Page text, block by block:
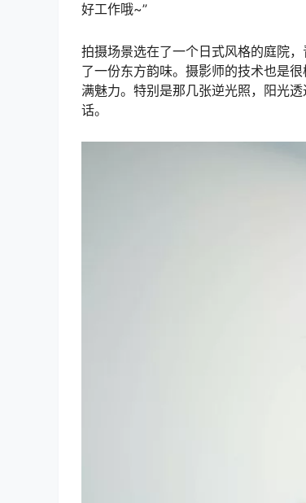
好工作哦~”
拍摄场景选在了一个日式风格的庭院
了一份东方韵味。摄影师的技术也是
满魅力。特别是那几张逆光照，阳光
话。